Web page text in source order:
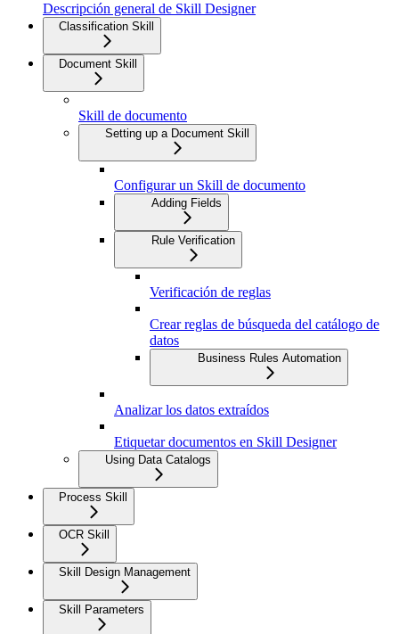
Descripción general de Skill Designer
Classification Skill
Document Skill
Skill de documento
Setting up a Document Skill
Configurar un Skill de documento
Adding Fields
Rule Verification
Verificación de reglas
Crear reglas de búsqueda del catálogo de
datos
Business Rules Automation
Analizar los datos extraídos
Etiquetar documentos en Skill Designer
Using Data Catalogs
Process Skill
OCR Skill
Skill Design Management
Skill Parameters